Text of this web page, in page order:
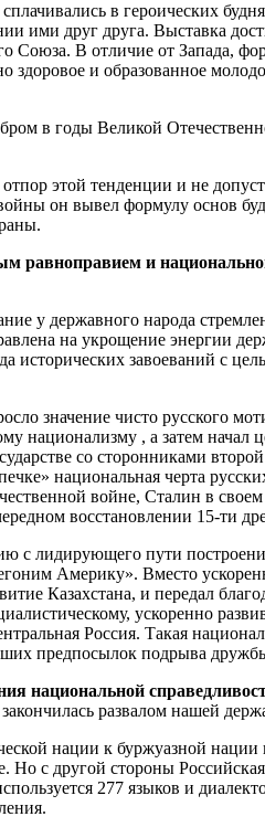
в героических
ими друг друга. Выставка
Союза. В отличие от Запада,
и образованное
в годы Великой
этой тенденции и не
войны он вывел формулу основ
равноправием и
у державного народа
на укрощение энергии
исторических завоеваний с
значение чисто русского
, а затем начал
со сторонниками
национальная черта
войне, Сталин в
восстановлении 15-ти
с лидирующего пути
Америку». Вместо
Казахстана, и передал
ускоренно
Россия. Такая
предпосылок подрыва
национальной
развалом нашей
нации к буржуазной нации
Но с другой стороны
277 языков и